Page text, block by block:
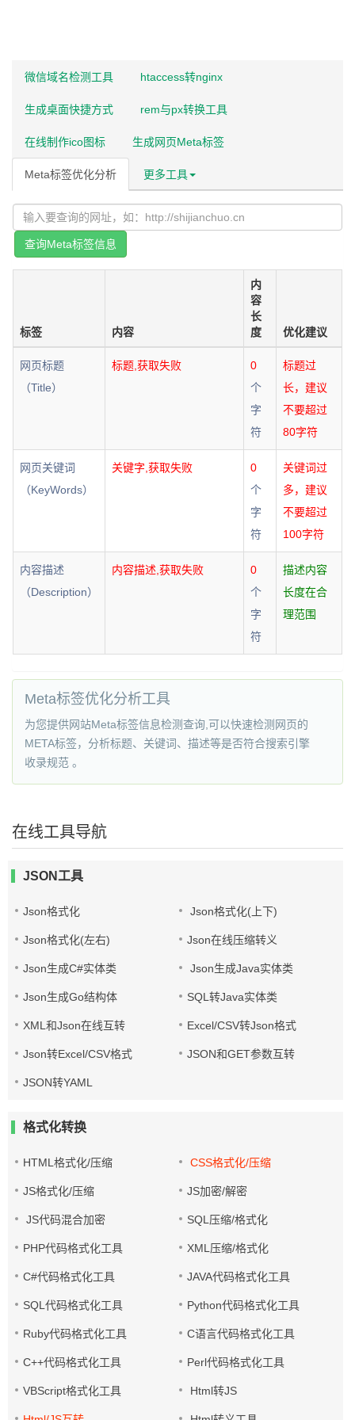
微信域名检测工具 htaccess转nginx
生成桌面快捷方式 rem与px转换工具
在线制作ico图标 生成网页Meta标签
Meta标签优化分析 更多工具
查询Meta标签信息
标签 内容
内
容
长
度
优化建议
网页标题
（Title）
标题,获取失败
0
个
字
符
标题过
长，建议
不要超过
80字符
网页关键词
（KeyWords）
关键字,获取失败
0
个
字
符
关键词过
多，建议
不要超过
100字符
内容描述
（Description）
内容描述,获取失败
0
个
字
符
描述内容
长度在合
理范围
Meta标签优化分析工具
为您提供网站Meta标签信息检测查询,可以快速检测网页的
META标签，分析标题、关键词、描述等是否符合搜索引擎
收录规范 。
在线工具导航
JSON工具
Json格式化 Json格式化(上下)
Json格式化(左右) Json在线压缩转义
Json生成C#实体类 Json生成Java实体类
Json生成Go结构体 SQL转Java实体类
XML和Json在线互转 Excel/CSV转Json格式
Json转Excel/CSV格式 JSON和GET参数互转
JSON转YAML
格式化转换
HTML格式化/压缩 CSS格式化/压缩
JS格式化/压缩 JS加密/解密
JS代码混合加密 SQL压缩/格式化
PHP代码格式化工具 XML压缩/格式化
C#代码格式化工具 JAVA代码格式化工具
SQL代码格式化工具 Python代码格式化工具
Ruby代码格式化工具 C语言代码格式化工具
C++代码格式化工具 Perl代码格式化工具
VBScript格式化工具 Html转JS